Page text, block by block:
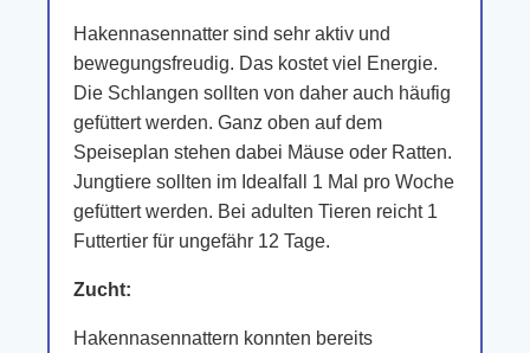
Hakennasennatter sind sehr aktiv und
bewegungsfreudig. Das kostet viel Energie.
Die Schlangen sollten von daher auch häufig
gefüttert werden. Ganz oben auf dem
Speiseplan stehen dabei Mäuse oder Ratten.
Jungtiere sollten im Idealfall 1 Mal pro Woche
gefüttert werden. Bei adulten Tieren reicht 1
Futtertier für ungefähr 12 Tage.
Zucht:
Hakennasennattern konnten bereits